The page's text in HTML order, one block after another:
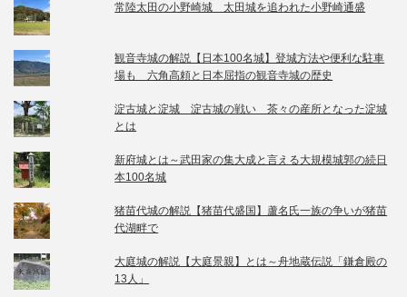
常陸太田の小野崎城 太田城を追われた小野崎通盛
観音寺城の解説【日本100名城】登城方法や便利な駐車
場も 六角高頼と日本屈指の観音寺城の歴史
淀古城と淀城 淀古城の戦い 茶々の産所となった淀城
とは
新府城とは～武田家の集大成と言える大規模城郭の続日
本100名城
猪苗代城の解説【猪苗代盛国】蘆名氏一族の争いが猪苗
代湖畔で
大庭城の解説【大庭景親】とは～舟地蔵伝説「鎌倉殿の
13人」